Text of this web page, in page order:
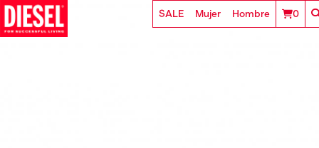
SALE Mujer Hombre 0